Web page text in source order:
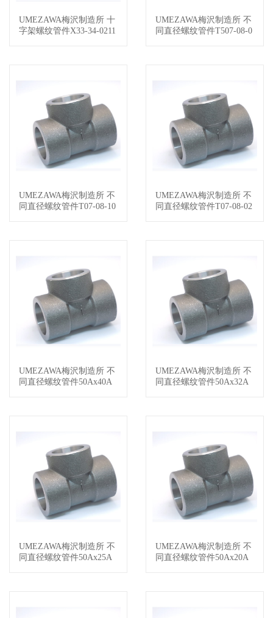
查看详情
UMEZAWA梅沢制造所 十
字架螺纹管件X33-34-0211
查看详情
UMEZAWA梅沢制造所 不
同直径螺纹管件T507-08-0
查看详情
UMEZAWA梅沢制造所 不
同直径螺纹管件T07-08-10
查看详情
UMEZAWA梅沢制造所 不
同直径螺纹管件T07-08-02
查看详情
UMEZAWA梅沢制造所 不
同直径螺纹管件50Ax40A
查看详情
UMEZAWA梅沢制造所 不
同直径螺纹管件50Ax32A
查看详情
UMEZAWA梅沢制造所 不
同直径螺纹管件50Ax25A
查看详情
UMEZAWA梅沢制造所 不
同直径螺纹管件50Ax20A